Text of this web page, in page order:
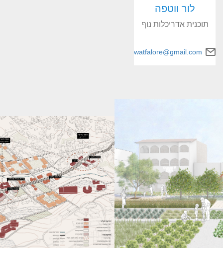
לור ווטפה
תוכנית אדריכלות נוף
watfalore@gmail.com